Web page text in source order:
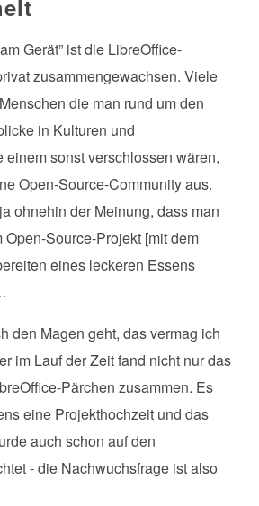
Gerät” ist die LibreOffice-
zusammengewachsen. Viele
die man rund um den
in Kulturen und
einem sonst verschlossen wären,
Open-Source-Community aus.
ohnehin der Meinung, dass man
Source-Projekt [mit dem
eines leckeren Essens
den Magen geht, das vermag ich
im Lauf der Zeit fand nicht nur das
Pärchen zusammen. Es
eine Projekthochzeit und das
auch schon auf den
- die Nachwuchsfrage ist also